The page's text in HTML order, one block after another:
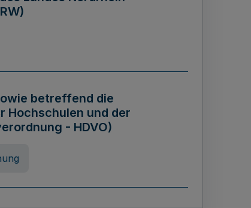
betreffend die
Hochschulen und der
- HDVO)